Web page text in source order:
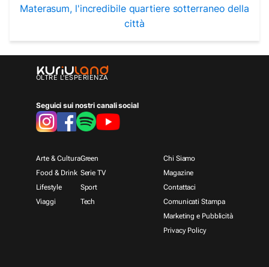
Materasum, l'incredibile quartiere sotterraneo della
città
OLTRE L'ESPERIENZA
Seguici sui nostri canali social
Arte & Cultura
Food & Drink
Lifestyle
Viaggi
Green
Serie TV
Sport
Tech
Chi Siamo
Magazine
Contattaci
Comunicati Stampa
Marketing e Pubblicità
Privacy Policy